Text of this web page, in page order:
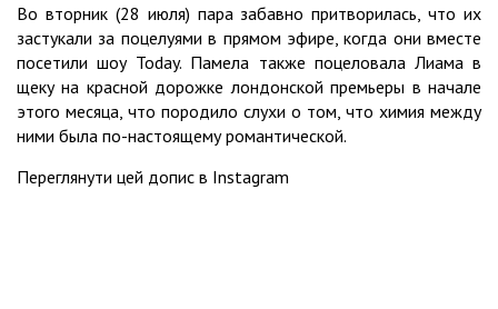
Во вторник (28 июля) пара забавно притворилась, что их
застукали за поцелуями в прямом эфире, когда они вместе
посетили шоу Today. Памела также поцеловала Лиама в
щеку на красной дорожке лондонской премьеры в начале
этого месяца, что породило слухи о том, что химия между
ними была по-настоящему романтической.
Переглянути цей допис в Instagram